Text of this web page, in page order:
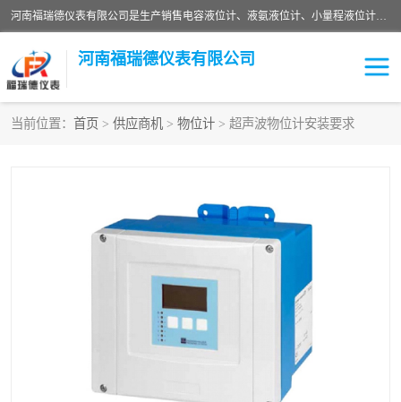
河南福瑞德仪表有限公司是生产销售电容液位计、液氨液位计、小量程液位计定制、智能锅炉水位计、液氮液位计等；并在产品开发、研制的过程中，吸取国内外仪器仪表的技术精华，建立了一支高、精、尖的科研开发队伍，使产品性能不断升级。
河南福瑞德仪表有限公司
当前位置： 首页 > 供应商机 > 物位计 > 超声波物位计安装要求
液氮液位计
液位计传感器定制